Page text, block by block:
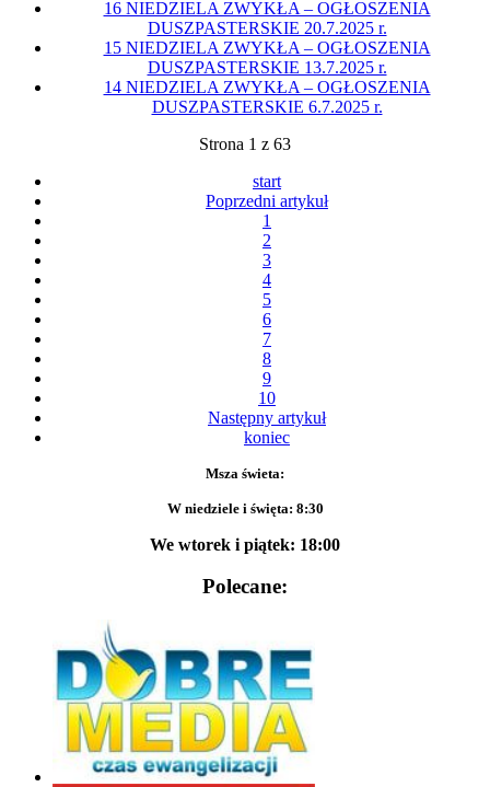
16 NIEDZIELA ZWYKŁA – OGŁOSZENIA
DUSZPASTERSKIE 20.7.2025 r.
15 NIEDZIELA ZWYKŁA – OGŁOSZENIA
DUSZPASTERSKIE 13.7.2025 r.
14 NIEDZIELA ZWYKŁA – OGŁOSZENIA
DUSZPASTERSKIE 6.7.2025 r.
Strona 1 z 63
start
Poprzedni artykuł
1
2
3
4
5
6
7
8
9
10
Następny artykuł
koniec
Msza świeta:
W niedziele i święta: 8:30
We wtorek i piątek: 18:00
Polecane: